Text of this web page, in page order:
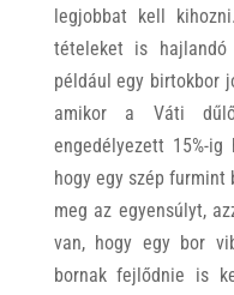
legjobbat kell
tételeket is
például egy birtokbor
amikor a Váti
engedélyezett 15%-
hogy egy szép
meg az egyensúlyt,
van, hogy egy bor
bornak fejlődnie is